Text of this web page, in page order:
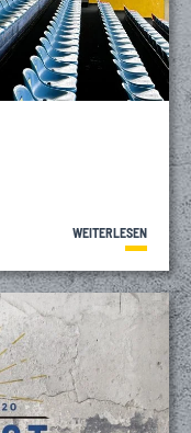
WEITERLESEN